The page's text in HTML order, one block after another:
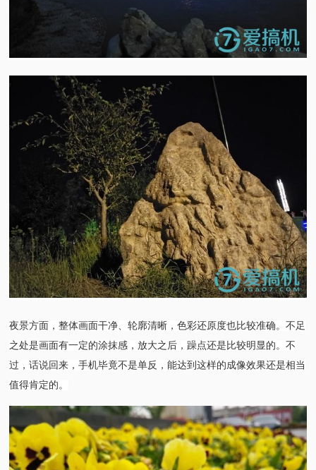
夜景方面，整体画面干净、轮廓清晰，色彩还原度也比较准确。不足
之处是画面有一定的涂抹感，放大之后，躁点还是比较明显的。不
过，话说回来，手机毕竟不是单反，能达到这样的成像效果还是相当
值得肯定的。